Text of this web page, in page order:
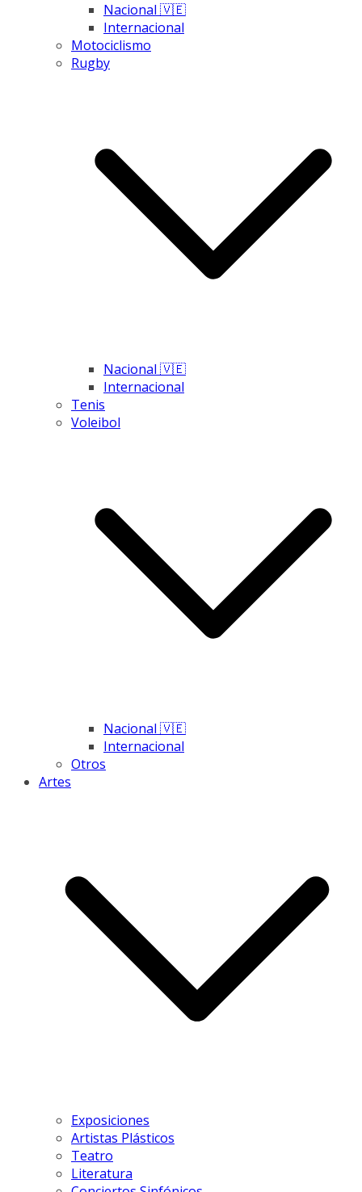
Nacional 🇻🇪
Internacional
Motociclismo
Rugby
Nacional 🇻🇪
Internacional
Tenis
Voleibol
Nacional 🇻🇪
Internacional
Otros
Artes
Exposiciones
Artistas Plásticos
Teatro
Literatura